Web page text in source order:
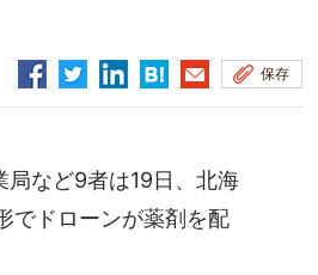
保存
など9者は19日、北海
でドローンが薬剤を配